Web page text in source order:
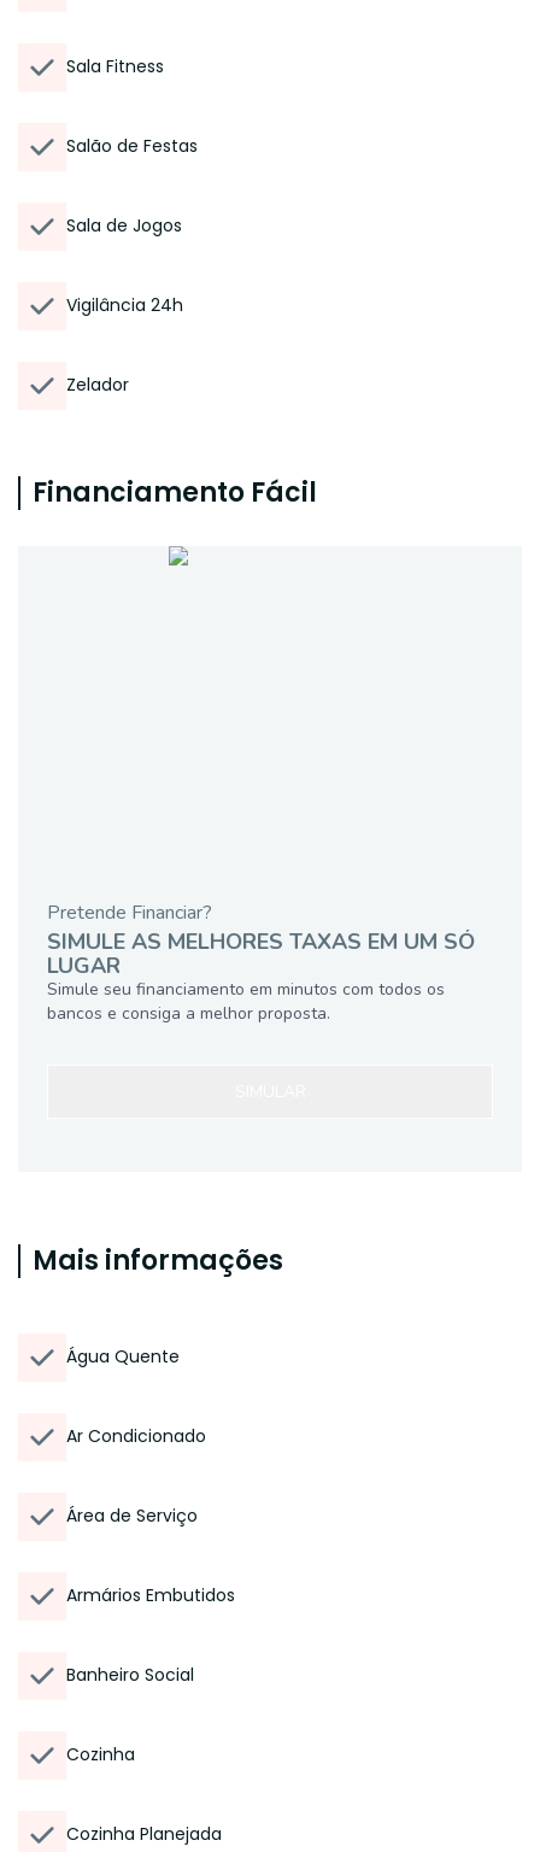
Sala Fitness
Salão de Festas
Sala de Jogos
Vigilância 24h
Zelador
Financiamento Fácil
Pretende Financiar?
SIMULE AS MELHORES TAXAS EM UM SÓ
LUGAR
Simule seu financiamento em minutos com todos os
bancos e consiga a melhor proposta.
Mais informações
Água Quente
Ar Condicionado
Área de Serviço
Armários Embutidos
Banheiro Social
Cozinha
Cozinha Planejada